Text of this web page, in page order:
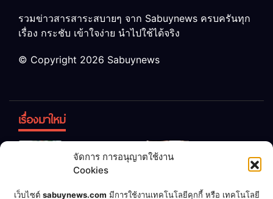
จัดการ การอนุญาตใช้งาน
Cookies
เว็บไซต์ sabuynews.com มีการใช้งานเทคโนโลยีคุกกี้ หรือ เทคโนโลยี
รวมข่าวสารสาระสบายๆ จาก Sabuynews ครบครันทุก
เรื่อง กระชับ เข้าใจง่าย นำไปใช้ได้จริง
© Copyright 2026 Sabuynews
เรื่องมาใหม่
ทิ้ง! เปลี่ยน
เป็น “ปุ๋ย
จุลินทรีย์”
หญิง 12 ขวบ
แต่งงานกับ
เชื่อพ่อแล้ว เจ้าของคาร์